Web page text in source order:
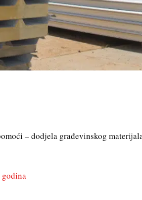
– dodjela građevinskog